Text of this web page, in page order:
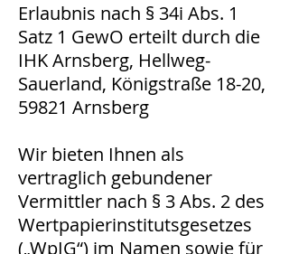
Erlaubnis nach § 34i Abs. 1
Satz 1 GewO erteilt durch die
IHK Arnsberg, Hellweg-
Sauerland, Königstraße 18-20,
59821 Arnsberg
Wir bieten Ihnen als
vertraglich gebundener
Vermittler nach § 3 Abs. 2 des
Wertpapierinstitutsgesetzes
(„WpIG“) im Namen sowie für